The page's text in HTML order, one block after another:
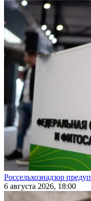
Россельхознадзор
6 августа 2026, 18:00